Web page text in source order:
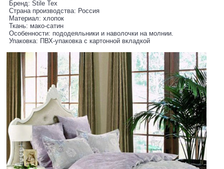
Бренд: Stile Tex
Страна производства: Россия
Материал: хлопок
Ткань: мако-сатин
Особенности: пододеяльники и наволочки на молнии.
Упаковка: ПВХ-упаковка с картонной вкладкой